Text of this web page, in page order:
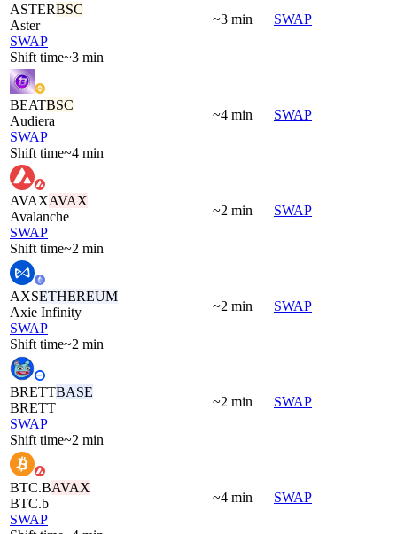
ASTERBSC
Aster
SWAP
Shift time~3 min
~3 min SWAP
BEATBSC
Audiera
SWAP
Shift time~4 min
~4 min SWAP
AVAXAVAX
Avalanche
SWAP
Shift time~2 min
~2 min SWAP
AXSETHEREUM
Axie Infinity
SWAP
Shift time~2 min
~2 min SWAP
BRETTBASE
BRETT
SWAP
Shift time~2 min
~2 min SWAP
BTC.BAVAX
BTC.b
SWAP
~4 min SWAP